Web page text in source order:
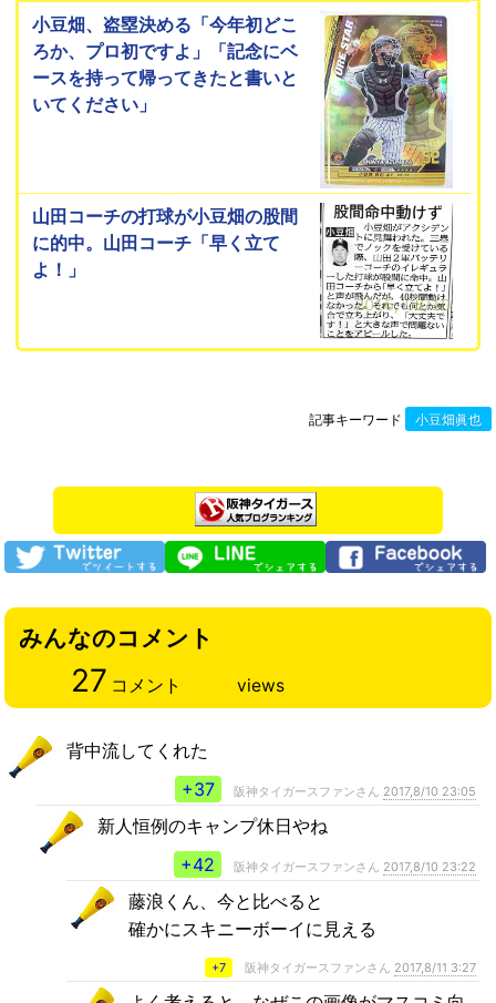
小豆畑、盗塁決める「今年初どこ
ろか、プロ初ですよ」「記念にベ
ースを持って帰ってきたと書いと
いてください」
山田コーチの打球が小豆畑の股間
に的中。山田コーチ「早く立て
よ！」
記事キーワード 小豆畑眞也
みんなのコメント
27 コメント views
背中流してくれた
+37
阪神タイガースファンさん 2017,8/10 23:05
新人恒例のキャンプ休日やね
+42
阪神タイガースファンさん 2017,8/10 23:22
藤浪くん、今と比べると
確かにスキニーボーイに見える
+7 阪神タイガースファンさん 2017,8/11 3:27